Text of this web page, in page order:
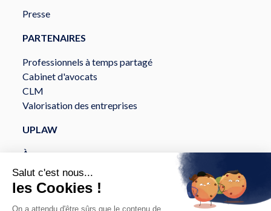
Presse
PARTENAIRES
Professionnels à temps partagé
Cabinet d'avocats
CLM
Valorisation des entreprises
UPLAW
À propos
Services
Sécurité et Conformité